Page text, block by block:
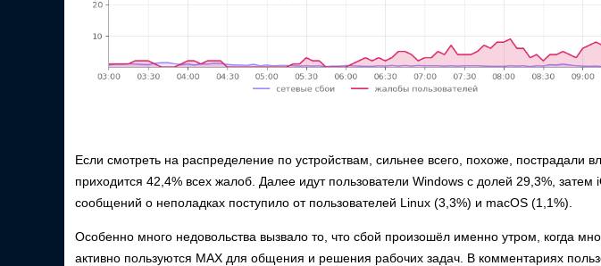
Если смотреть на распределение по устройствам, сильнее всего, похоже, пострадали
приходится 42,4% всех жалоб. Далее идут пользователи Windows с долей 29,3%,
сообщений о неполадках поступило от пользователей Linux (3,3%) и macOS (1,1%).
Особенно много недовольства вызвало то, что сбой произошёл именно утром, когда
активно пользуются MAX для общения и решения рабочих задач. В комментариях